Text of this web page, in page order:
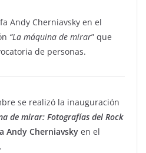
Andy Cherniavsky en el
“La máquina de mirar” que
de personas.
se realizó la inauguración
de mirar: Fotografías del Rock
Andy Cherniavsky en el